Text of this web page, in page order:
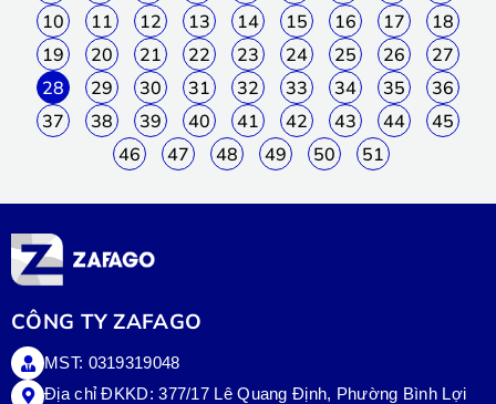
10
11 12 13 14 15 16 17
18
19
20 21 22 23 24 25 26
27
28
29 30 31 32 33 34 35
36
37
38 39 40 41 42 43 44
45
46
47 48 49 50 51
CÔNG TY ZAFAGO
MST: 0319319048
Địa chỉ ĐKKD: 377/17 Lê Quang Định, Phường Bình Lợi